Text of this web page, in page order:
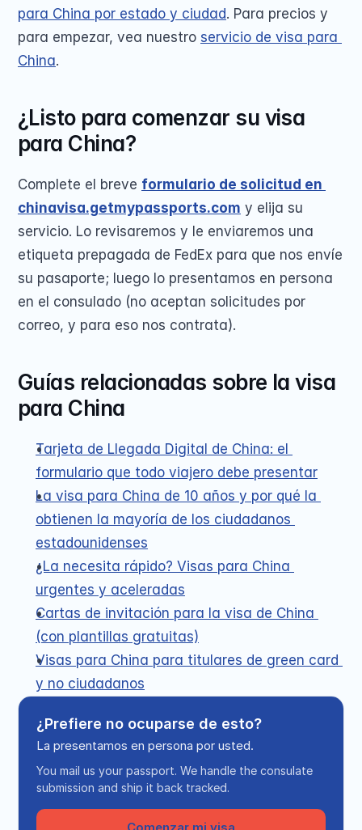
para China por estado y ciudad. Para precios y
para empezar, vea nuestro servicio de visa para
China.
¿Listo para comenzar su visa
para China?
Complete el breve formulario de solicitud en
chinavisa.getmypassports.com y elija su
servicio. Lo revisaremos y le enviaremos una
etiqueta prepagada de FedEx para que nos envíe
su pasaporte; luego lo presentamos en persona
en el consulado (no aceptan solicitudes por
correo, y para eso nos contrata).
Guías relacionadas sobre la visa
para China
Tarjeta de Llegada Digital de China: el
formulario que todo viajero debe presentar
La visa para China de 10 años y por qué la
obtienen la mayoría de los ciudadanos
estadounidenses
¿La necesita rápido? Visas para China
urgentes y aceleradas
Cartas de invitación para la visa de China
(con plantillas gratuitas)
Visas para China para titulares de green card
y no ciudadanos
¿Prefiere no ocuparse de esto?
La presentamos en persona por usted.
You mail us your passport. We handle the consulate
submission and ship it back tracked.